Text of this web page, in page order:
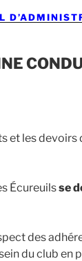
et les devoirs
Écureuilsse
des
du club en